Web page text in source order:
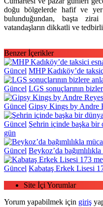
doğu bölgelerde hafif ve
bulunduğundan, başta
vatandaşların dikkatli ve
Benzer İçerikler
Güncel MHP Kadıköy’de
Güncel LGS sonuçlarının
Güncel Gipsy Kings by Andre
Güncel Şehrin içinde başka
gün
Güncel Beykoz’da
Güncel Kabataş Erkek Lisesi
Site İçi Yorumlar
Yorum yapabilmek için giriş